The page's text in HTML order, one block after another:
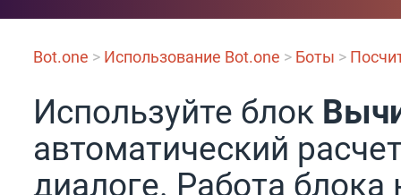
Bot.one > Использование Bot.one > Боты >
Используйте блок
автоматический
диалоге. Работа